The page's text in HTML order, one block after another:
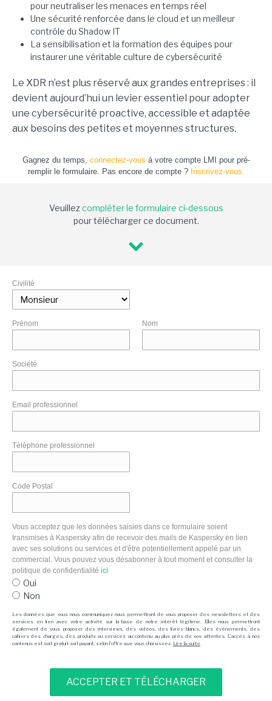
pour neutraliser les menaces en temps réel
Une sécurité renforcée dans le cloud et un meilleur
contrôle du Shadow IT
La sensibilisation et la formation des équipes pour
instaurer une véritable culture de cybersécurité
Le XDR n’est plus réservé aux grandes entreprises : il
devient aujourd’hui un levier essentiel pour adopter
une cybersécurité proactive, accessible et adaptée
aux besoins des petites et moyennes structures.
Gagnez du temps, connectez-vous à votre compte LMI pour pré-
remplir le formulaire. Pas encore de compte ? Inscrivez-vous.
Veuillezcompléter le formulaire ci-dessous
pour télécharger ce document.
Civilité
Prénom Nom
Société
Email professionnel
Téléphone professionnel
Code Postal
Vous acceptez que les données saisies dans ce formulaire soient
transmises à Kaspersky afin de recevoir des mails de Kaspersky en lien
avec ses solutions ou services et d'être potentiellement appelé par un
commercial. Vous pouvez vous désabonner à tout moment et consulter la
politique de confidentialité ici
Oui
Non
Les données que vous nous communiquez nous permettront de vous proposer des newsletters et des
services en lien avec votre activité sur la base de notre intérêt légitime. Elles nous permettront
également de vous proposer des interviews, des vidéos, des livres blancs, des événements, des
cahiers des charges, des produits ou services au contenu au plus près de vos attentes. L'accès à nos
contenus est soit gratuit soit payant, selon l'offre que vous choisissez. Lire la suite